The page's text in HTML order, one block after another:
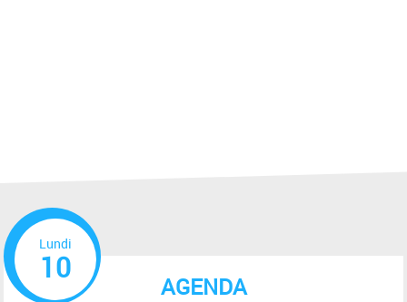
AGENDA
Lundi
10